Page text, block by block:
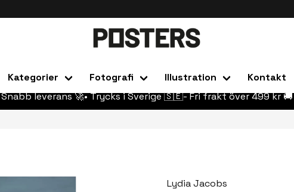
Kategorier Fotografi Illustration
Kontakt
Snabb leverans 🚀• Trycks i Sverige 🇸🇪- Fri frakt över 499 kr 🚚
Lydia Jacobs